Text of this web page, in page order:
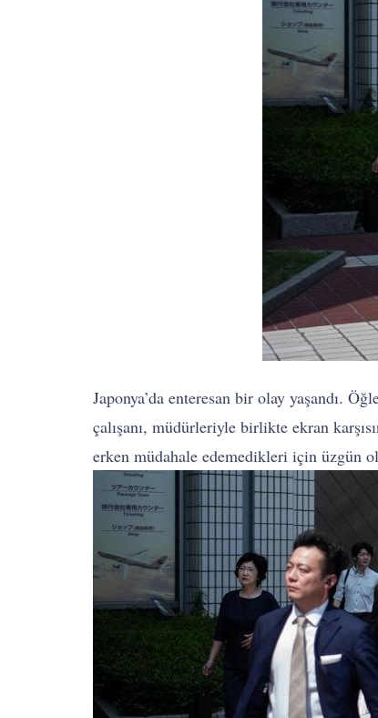
Japonya’da enteresan bir olay yaşandı.
çalışanı, müdürleriyle birlikte ekran
erken müdahale edemedikleri için üzgün